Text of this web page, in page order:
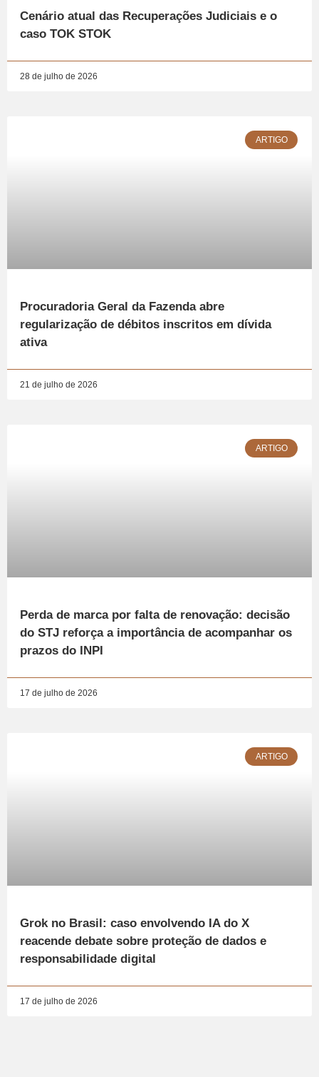
Cenário atual das Recuperações Judiciais e o
caso TOK STOK
28 de julho de 2026
ARTIGO
Procuradoria Geral da Fazenda abre
regularização de débitos inscritos em dívida
ativa
21 de julho de 2026
ARTIGO
Perda de marca por falta de renovação: decisão
do STJ reforça a importância de acompanhar os
prazos do INPI
17 de julho de 2026
ARTIGO
Grok no Brasil: caso envolvendo IA do X
reacende debate sobre proteção de dados e
responsabilidade digital
17 de julho de 2026